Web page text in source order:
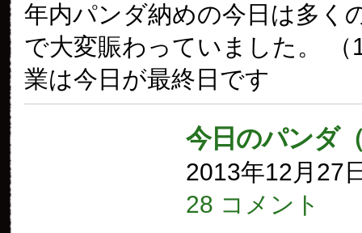
年内パンダ納めの今日は多く
で大変賑わっていました。 （
業は今日が最終日です
今日のパンダ
2013年12月27
28 コメント